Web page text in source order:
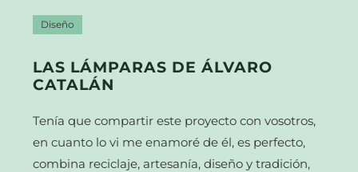
Diseño
LAS LÁMPARAS DE ÁLVARO
CATALÁN
Tenía que compartir este proyecto con vosotros,
en cuanto lo vi me enamoré de él, es perfecto,
combina reciclaje, artesanía, diseño y tradición,